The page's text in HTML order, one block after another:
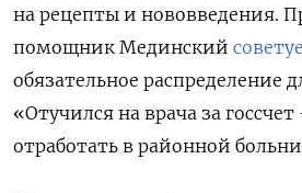
на рецепты и нововведения.
помощник Мединский
обязательное распределение
«Отучился на врача за
отработать в районной